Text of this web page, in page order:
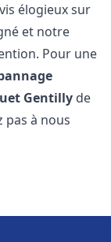
élogieux sur
et notre
Pour une
Gentilly de
pas à nous